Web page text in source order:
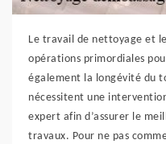
Le travail de nettoyage et
opérations primordiales
également la longévité du
nécessitent une
expert afin d’assurer le
travaux. Pour ne pas